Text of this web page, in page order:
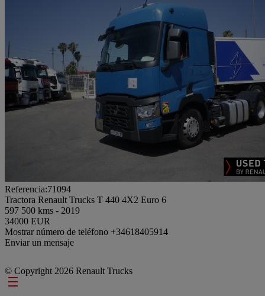
Referencia:71094
Tractora Renault Trucks T 440 4X2 Euro 6
597 500 kms - 2019
34000 EUR
Mostrar número de teléfono +34618405914
Enviar un mensaje
© Copyright 2026 Renault Trucks
Footer